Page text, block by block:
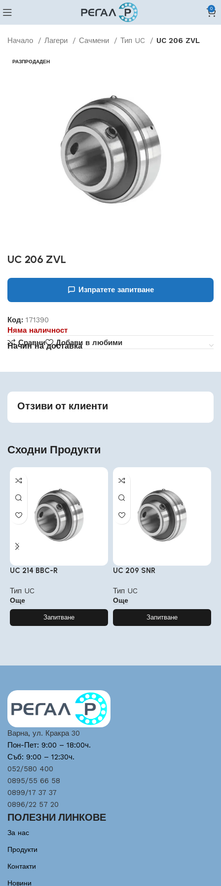
0
Начало Лагери Сачмени Тип UC UC 206 ZVL
РАЗПРОДАДЕН
UC 206 ZVL
Изпратете запитване
Код:171390
Няма наличност
Сравни
Добави в любими
Начин на доставка
Отзиви от клиенти
Сходни Продукти
UC 214 BBC-R
Тип UC
Още
Запитване
UC 209 SNR
Тип UC
Още
Запитване
Варна, ул. Кракра 30
Пон-Пет: 9:00 – 18:00ч.
Съб: 9:00 – 12:30ч.
052/580 400
0895/55 66 58
0899/17 37 37
0896/22 57 20
ПОЛЕЗНИ ЛИНКОВЕ
За нас
Продукти
Контакти
Новини